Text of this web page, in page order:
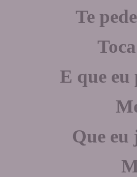
Te
E que eu
Que eu